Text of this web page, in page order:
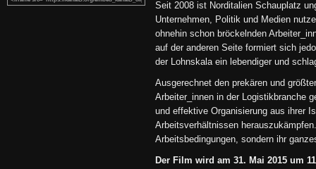
Seit 2008 ist Norditalien Schauplatz
Unternehmen, Politik und Medien
ohnehin schon bröckelnden
auf der anderen Seite formiert sich
der Lohnskala ein lebendiger und
Ausgerechnet den prekären und
Arbeiter_innen in der Logistikbranche
und effektive Organisierung aus ihrer
Arbeitsverhältnissen
Arbeitsbedingungen, sondern ihr
Der Film wird am 31. Mai 2015 um